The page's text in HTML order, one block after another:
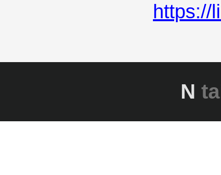
https://
N